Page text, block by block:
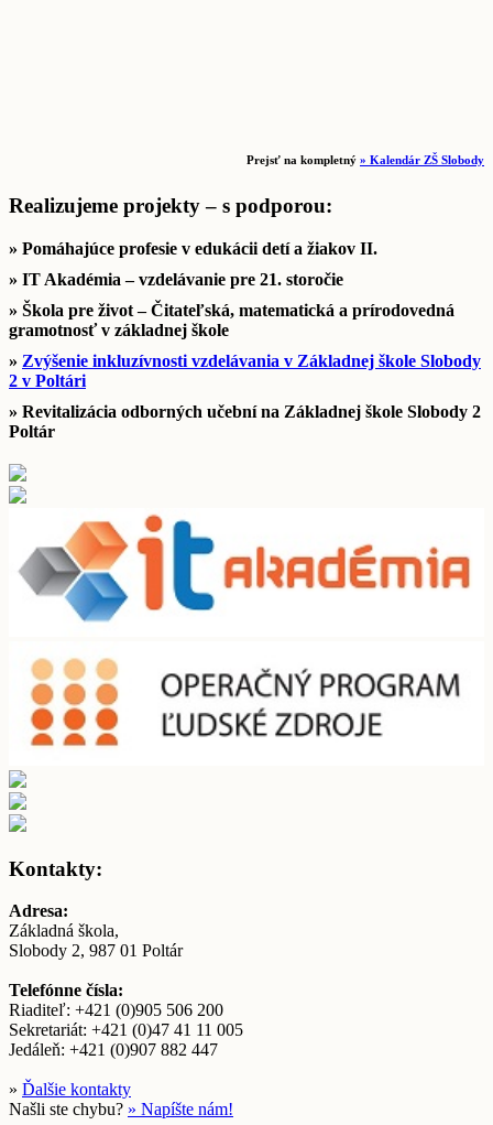
Prejsť na kompletný » Kalendár ZŠ Slobody
Realizujeme projekty – s podporou:
» Pomáhajúce profesie v edukácii detí a žiakov II.
» IT Akadémia – vzdelávanie pre 21. storočie
» Škola pre život – Čitateľská, matematická a prírodovedná
gramotnosť v základnej škole
» Zvýšenie inkluzívnosti vzdelávania v Základnej škole Slobody
2 v Poltári
» Revitalizácia odborných učební na Základnej škole Slobody 2
Poltár
Kontakty:
Adresa:
Základná škola,
Slobody 2, 987 01 Poltár
Telefónne čísla:
Riaditeľ: +421 (0)905 506 200
Sekretariát: +421 (0)47 41 11 005
Jedáleň: +421 (0)907 882 447
» Ďalšie kontakty
Našli ste chybu? » Napíšte nám!